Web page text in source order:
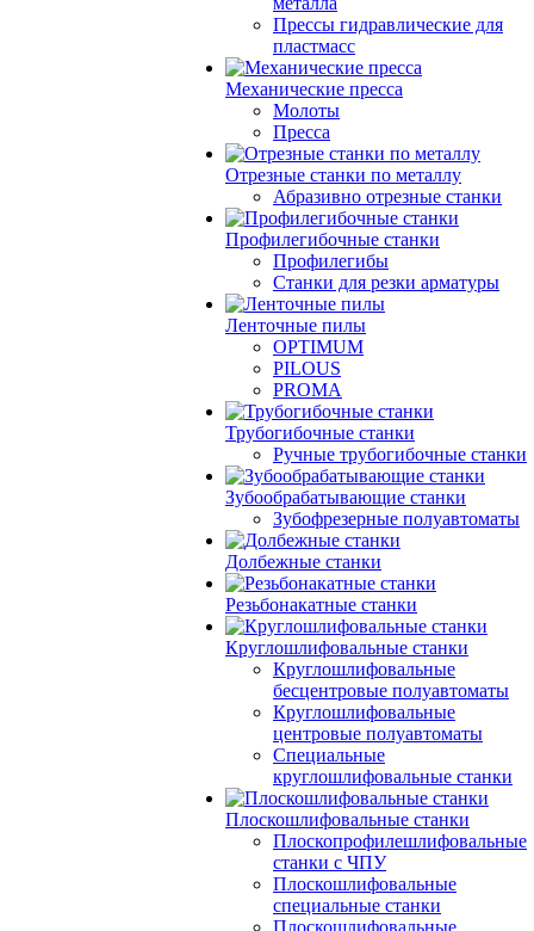
Прессы гидравлические для
пластмасс
Механические пресса
Молоты
Пресса
Отрезные станки по металлу
Абразивно отрезные станки
Профилегибочные станки
Профилегибы
Станки для резки арматуры
Ленточные пилы
OPTIMUM
PILOUS
PROMA
Трубогибочные станки
Ручные трубогибочные станки
Зубообрабатывающие станки
Зубофрезерные полуавтоматы
Долбежные станки
Резьбонакатные станки
Круглошлифовальные станки
Круглошлифовальные
бесцентровые полуавтоматы
Круглошлифовальные
центровые полуавтоматы
Специальные
круглошлифовальные станки
Плоскошлифовальные станки
Плоскопрофилешлифовальные
станки с ЧПУ
Плоскошлифовальные
специальные станки
Плоскошлифовальные